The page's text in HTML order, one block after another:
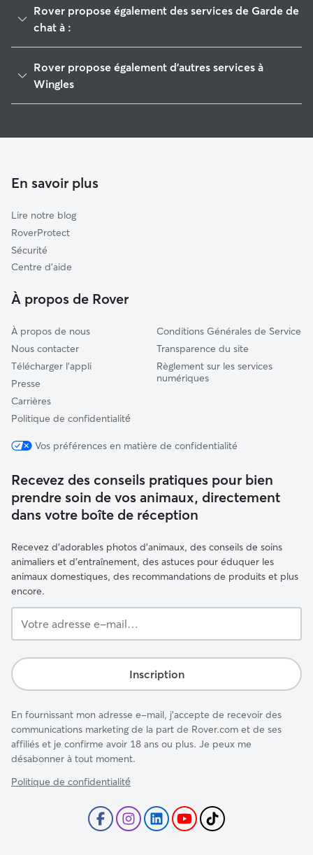
Rover propose également des services de Garde de
chat à :
Douvrin
Avion
Annoeullin
Noeux-les-Mines
Hénin-Beaumont
Beuvry
Rover propose également d'autres services à
Wingles
Garderie pour chien à Wingles
En savoir plus
Lire notre blog
RoverProtect
Sécurité
Centre d'aide
À propos de Rover
À propos de nous
Nous contacter
Télécharger l'appli
Presse
Carrières
Politique de confidentialité́
Conditions Générales de Service
Transparence du site
Règlement sur les services
numériques
Vos préférences en matière de confidentialité
Recevez des conseils pratiques pour bien
prendre soin de vos animaux, directement
dans votre boîte de réception
Recevez d'adorables photos d'animaux, des conseils de soins
animaliers et d'entraînement, des astuces pour éduquer les
animaux domestiques, des recommandations de produits et plus
encore.
adresse
mail…
Inscription
En fournissant mon adresse e-mail, j'accepte de recevoir des
communications marketing de la part de Rover.com et de ses
affiliés et je confirme avoir 18 ans ou plus. Je peux me
désabonner à tout moment.
Politique de confidentialité́